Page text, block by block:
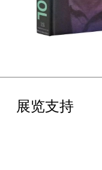
展览支持